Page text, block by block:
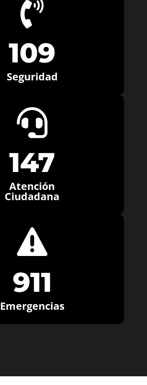

109
Seguridad

147
Atención
Ciudadana

911
Emergencias